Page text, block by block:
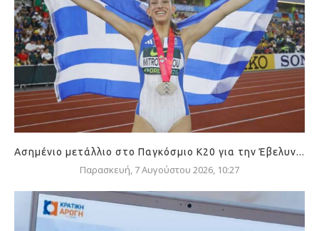
Ασημένιο μετάλλιο στο Παγκόσμιο Κ20 για την Έβελυν...
Παρασκευή, 7 Αυγούστου 2026, 10:27